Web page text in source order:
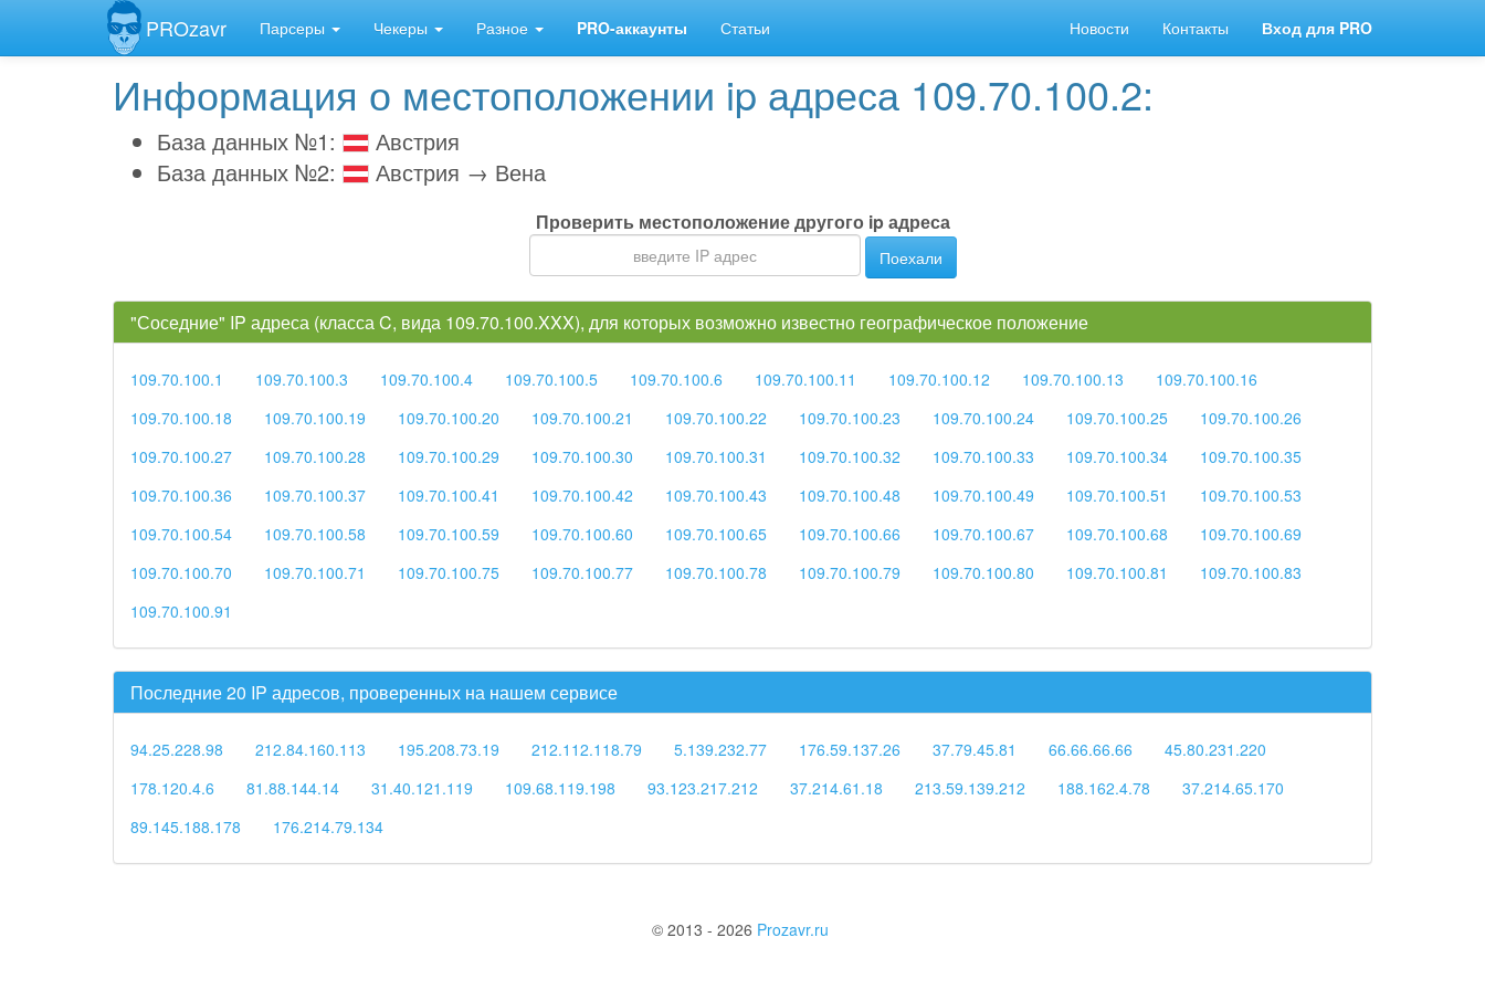
PROzavr Парсеры Чекеры Разное PRO-аккаунты Статьи Новости Контакты Вход для PRO
Информация о местоположении ip адреса 109.70.100.2:
База данных №1:
Австрия
База данных №2:
Австрия → Вена
Проверить местоположение другого ip адреса
Поехали
"Соседние" IP адреса (класса C, вида 109.70.100.XXX), для которых возможно известно географическое положение
109.70.100.1 109.70.100.3 109.70.100.4 109.70.100.5 109.70.100.6 109.70.100.11 109.70.100.12 109.70.100.13
109.70.100.16
109.70.100.18
109.70.100.19 109.70.100.20 109.70.100.21 109.70.100.22 109.70.100.23 109.70.100.24 109.70.100.25
109.70.100.26
109.70.100.27
109.70.100.28 109.70.100.29 109.70.100.30 109.70.100.31 109.70.100.32 109.70.100.33 109.70.100.34
109.70.100.35
109.70.100.36
109.70.100.37 109.70.100.41 109.70.100.42 109.70.100.43 109.70.100.48 109.70.100.49 109.70.100.51
109.70.100.53
109.70.100.54
109.70.100.58 109.70.100.59 109.70.100.60 109.70.100.65 109.70.100.66 109.70.100.67 109.70.100.68
109.70.100.69
109.70.100.70
109.70.100.71 109.70.100.75 109.70.100.77 109.70.100.78 109.70.100.79 109.70.100.80 109.70.100.81
109.70.100.83
109.70.100.91
Последние 20 IP адресов, проверенных на нашем сервисе
94.25.228.98 212.84.160.113 195.208.73.19 212.112.118.79 5.139.232.77 176.59.137.26 37.79.45.81 66.66.66.66
45.80.231.220
178.120.4.6
81.88.144.14 31.40.121.119 109.68.119.198 93.123.217.212 37.214.61.18 213.59.139.212 188.162.4.78
37.214.65.170
89.145.188.178
176.214.79.134
© 2013 - 2026 Prozavr.ru